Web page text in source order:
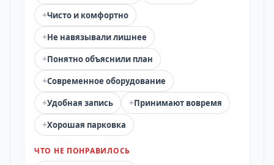
+Чисто и комфортно
+Не навязывали лишнее
+Понятно объяснили план
+Современное оборудование
+Удобная запись +Принимают вовремя
+Хорошая парковка
ЧТО НЕ ПОНРАВИЛОСЬ